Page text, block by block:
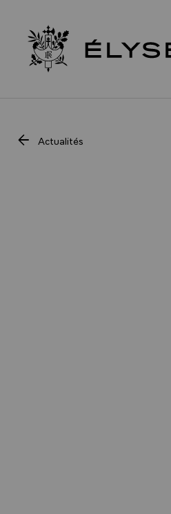
Retour à l’accueil Élysée
Actualités